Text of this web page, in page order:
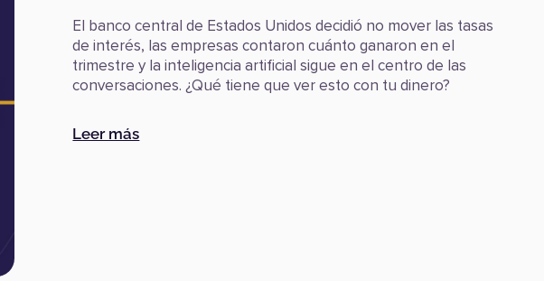
El banco central de Estados Unidos decidió no mover las tasas
de interés, las empresas contaron cuánto ganaron en el
trimestre y la inteligencia artificial sigue en el centro de las
conversaciones. ¿Qué tiene que ver esto con tu dinero?
Leer más: Los mercados buscan nuevas señales